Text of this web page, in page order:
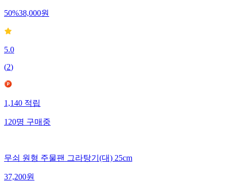
50%38,000원
5.0
(2)
1,140 적립
120명 구매중
무쇠 원형 주물팬 그라탕기(대) 25cm
37,200원